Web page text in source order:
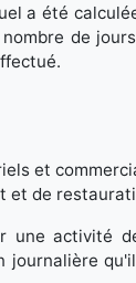
a été
de
et
et de
une activité
journalière